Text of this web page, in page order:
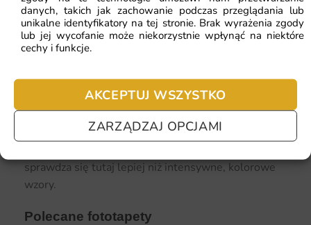
danych, takich jak zachowanie podczas przeglądania lub
unikalne identyfikatory na tej stronie. Brak wyrażenia zgody
lub jej wycofanie może niekorzystnie wpłynąć na niektóre
cechy i funkcje.
AKCEPTUJ WSZYSTKO
ZARZĄDZAJ OPCJAMI
Fototapeta Tajemniczy Las —Zobacz produkt →
Gabinet z fototapetą to też świetne tło do
wideokonferencji. Efektowna, profesjonalna ściana
za Tobą buduje wizerunek i jest pamiętana przez
rozmówców. Subtelna, naturalna lub
sprawdza się tutaj lepiej niż intensywne, kolorowe
wzory.
Polecane fototapety